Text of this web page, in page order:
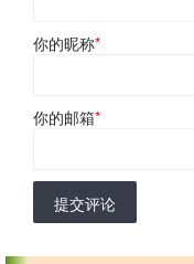
你的昵称*
你的邮箱*
提交评论